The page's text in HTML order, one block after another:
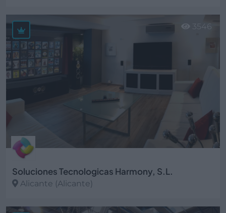
Ver más
Soluciones Tecnologicas Harmony, S.L.
Alicante (Alicante)
Ver más
3546